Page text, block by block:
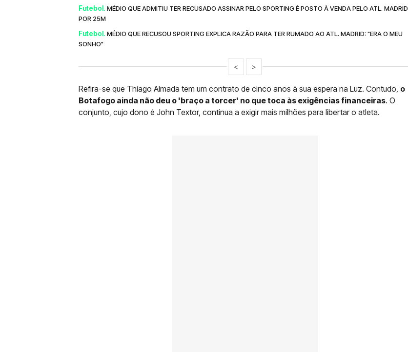
Futebol. MÉDIO QUE ADMITIU TER RECUSADO ASSINAR PELO SPORTING É POSTO À VENDA PELO ATL. MADRID
POR 25M
Futebol. MÉDIO QUE RECUSOU SPORTING EXPLICA RAZÃO PARA TER RUMADO AO ATL. MADRID: "ERA O MEU
SONHO"
< >
Refira-se que Thiago Almada tem um contrato de cinco anos à sua espera na Luz. Contudo, o
Botafogo ainda não deu o 'braço a torcer' no que toca às exigências financeiras. O
conjunto, cujo dono é John Textor, continua a exigir mais milhões para libertar o atleta.